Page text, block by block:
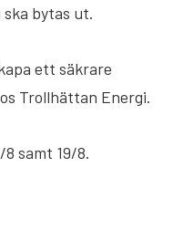
bytas ut.
ett säkrare
Trollhättan Energi.
samt 19/8.